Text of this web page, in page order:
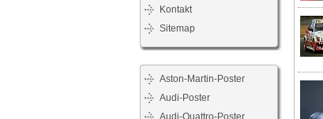
Kontakt
Sitemap
Aston-Martin-Poster
Audi-Poster
Audi-Quattro-Poster